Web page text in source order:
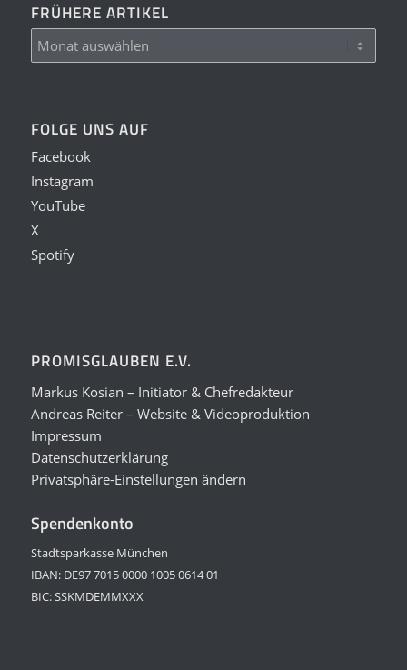
FRÜHERE ARTIKEL
FOLGE UNS AUF
Facebook
Instagram
YouTube
X
Spotify
PROMISGLAUBEN E.V.
Markus Kosian – Initiator & Chefredakteur
Andreas Reiter – Website & Videoproduktion
Impressum
Datenschutzerklärung
Privatsphäre-Einstellungen ändern
Spendenkonto
Stadtsparkasse München
IBAN: DE97 7015 0000 1005 0614 01
BIC: SSKMDEMMXXX